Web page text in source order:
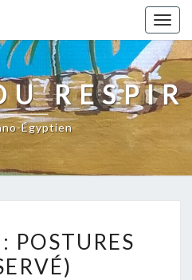
RESPIR
Égyptien
POSTURES
(RÉSERVÉ)
POSTURES